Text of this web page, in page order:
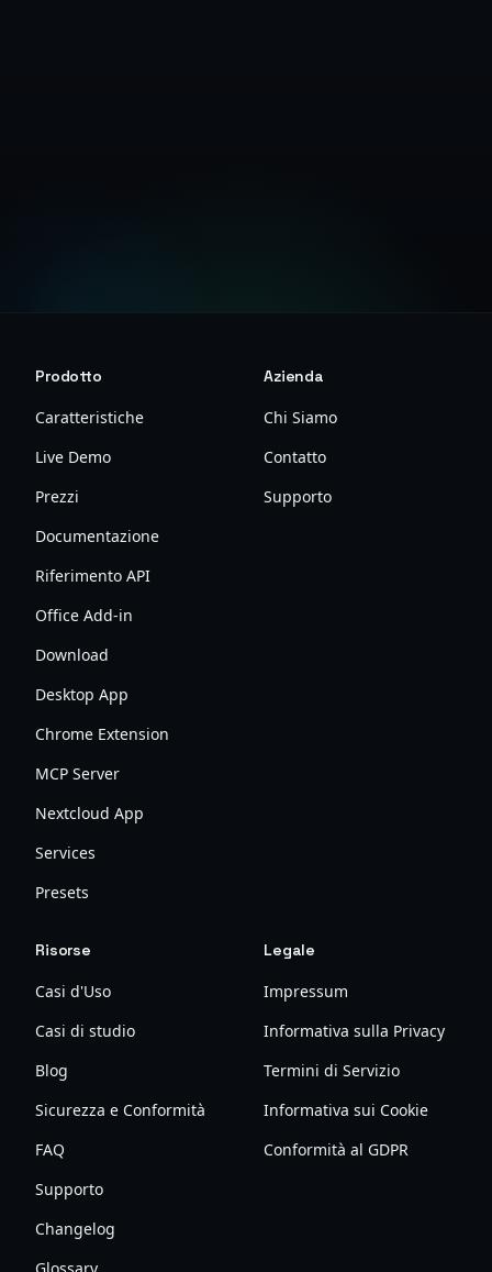
Prodotto
Caratteristiche
Live Demo
Prezzi
Documentazione
Riferimento API
Office Add-in
Download
Desktop App
Chrome Extension
MCP Server
Nextcloud App
Services
Presets
Azienda
Chi Siamo
Contatto
Supporto
Risorse
Casi d'Uso
Casi di studio
Blog
Sicurezza e Conformità
FAQ
Supporto
Changelog
Legale
Impressum
Informativa sulla Privacy
Termini di Servizio
Informativa sui Cookie
Conformità al GDPR